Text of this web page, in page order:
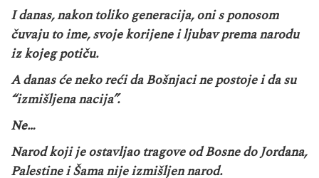
I danas, nakon toliko generacija, oni s ponosom
čuvaju to ime, svoje korijene i ljubav prema narodu
iz kojeg potiču.
A danas će neko reći da Bošnjaci ne postoje i da su
“izmišljena nacija”.
Ne…
Narod koji je ostavljao tragove od Bosne do Jordana,
Palestine i Šama nije izmišljen narod.